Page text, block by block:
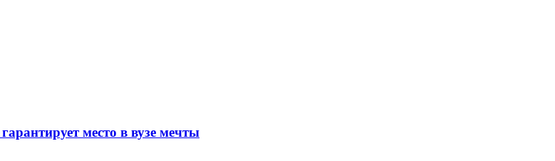
место в вузе мечты